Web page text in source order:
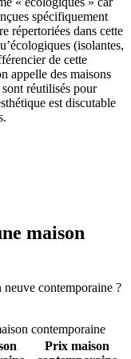
spécifiquement
répertoriées dans cette
(isolantes,
de cette
appelle des maisons
réutilisés pour
est discutable
maison
contemporaine ?
contemporaine
Prix maison